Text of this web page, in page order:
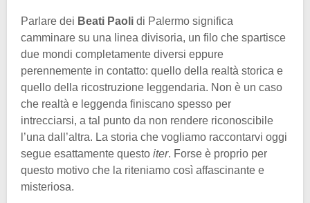
Parlare dei Beati Paoli di Palermo significa
camminare su una linea divisoria, un filo che spartisce
due mondi completamente diversi eppure
perennemente in contatto: quello della realtà storica e
quello della ricostruzione leggendaria. Non è un caso
che realtà e leggenda finiscano spesso per
intrecciarsi, a tal punto da non rendere riconoscibile
l’una dall’altra. La storia che vogliamo raccontarvi oggi
segue esattamente questo iter. Forse è proprio per
questo motivo che la riteniamo così affascinante e
misteriosa.